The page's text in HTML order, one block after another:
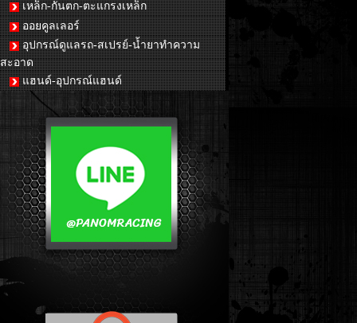
เหล็ก-กันตก-ตะแกรงเหล็ก
ออยคูลเลอร์
อุปกรณ์ดูแลรถ-สเปรย์-น้ำยาทำความ
สะอาด
แฮนด์-อุปกรณ์แฮนด์